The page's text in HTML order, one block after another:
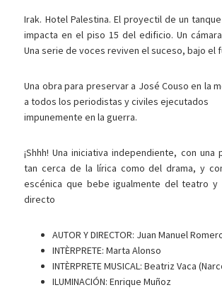
Irak. Hotel Palestina. El proyectil de un
impacta en el piso 15 del edificio. Un
Una serie de voces reviven el suceso, bajo el
Una obra para preservar a José Couso en la
a todos los periodistas y civiles ejecutados
impunemente en la guerra.
¡Shhh! Una iniciativa independiente, con una
tan cerca de la lírica como del drama, y
escénica que bebe igualmente del teatro y
directo
AUTOR Y DIRECTOR: Juan Manuel
INTÈRPRETE: Marta Alonso
INTÈRPRETE MUSICAL: Beatriz Vaca
ILUMINACIÓN: Enrique Muñoz